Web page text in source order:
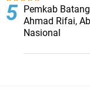
Pemkab
Ahmad Rifai,
Nasional